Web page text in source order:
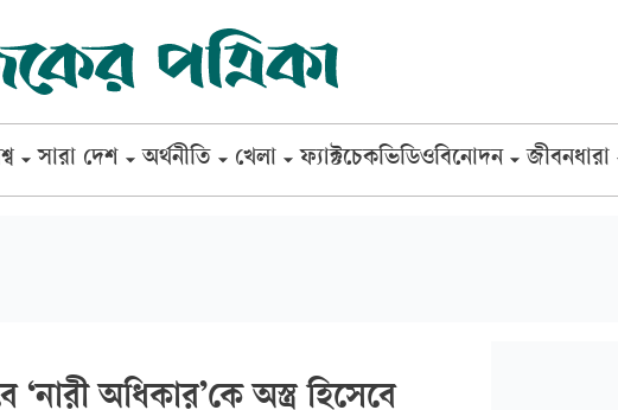
সারা দেশ অর্থনীতি খেলা ফ্যাক্টচেকভিডিওবিনোদন জীবনধারা
অধিকার’কে অস্ত্র হিসেবে